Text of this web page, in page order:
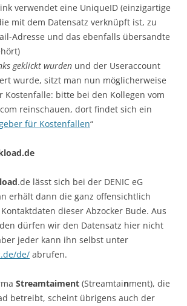
verwendet eine UniqueID (einzigartige
mit dem Datensatz verknüpft ist, zu
Adresse und das ebenfalls übersandte
geklickt wurden und der Useraccount
wurde, sitzt man nun möglicherweise
Kostenfalle: bitte bei den Kollegen vom
reinschauen, dort findet sich ein
für Kostenfallen“
.de lässt sich bei der DENIC eG
erhält dann die ganz offensichtlich
dieser Abzocker Bude. Aus
dürfen wir den Datensatz hier nicht
jeder kann ihn selbst unter
de/ abrufen.
Streamtaiment (Streamtainment), die
betreibt, scheint übrigens auch der